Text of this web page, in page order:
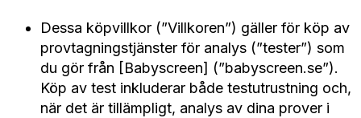
Dessa köpvillkor (”Villkoren”) gäller för köp av
provtagningstjänster för analys (”tester”) som
du gör från [Babyscreen] (”babyscreen.se”).
Köp av test inkluderar både testutrustning och,
när det är tillämpligt, analys av dina prover i